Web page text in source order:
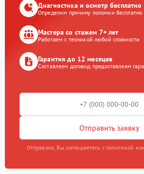
Диагностика и осмотр бесплатно
Определим причину поломки бесплатно
Мастера со стажем 7+ лет
Работаем с техникой любой сложности
Гарантия до 12 месяцев
Составляем договор, предоставляем
Отправить заявку
Отправляя, Вы соглашаетесь с политикой